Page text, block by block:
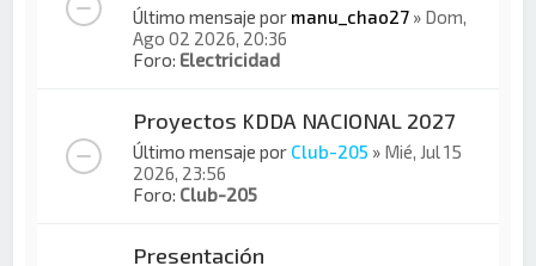
Último mensaje por manu_chao27 » Dom,
Ago 02 2026, 20:36
Foro: Electricidad
Proyectos KDDA NACIONAL 2027
Último mensaje por Club-205 » Mié, Jul 15
2026, 23:56
Foro: Club-205
Presentación